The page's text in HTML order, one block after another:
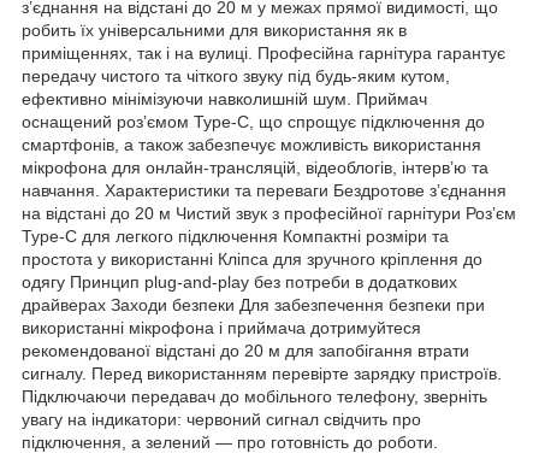
з’єднання на відстані до 20 м у межах прямої видимості, що
робить їх універсальними для використання як в
приміщеннях, так і на вулиці. Професійна гарнітура гарантує
передачу чистого та чіткого звуку під будь-яким кутом,
ефективно мінімізуючи навколишній шум. Приймач
оснащений роз’ємом Type-C, що спрощує підключення до
смартфонів, а також забезпечує можливість використання
мікрофона для онлайн-трансляцій, відеоблогів, інтерв’ю та
навчання. Характеристики та переваги Бездротове з’єднання
на відстані до 20 м Чистий звук з професійної гарнітури Роз’єм
Type-C для легкого підключення Компактні розміри та
простота у використанні Кліпса для зручного кріплення до
одягу Принцип plug-and-play без потреби в додаткових
драйверах Заходи безпеки Для забезпечення безпеки при
використанні мікрофона і приймача дотримуйтеся
рекомендованої відстані до 20 м для запобігання втрати
сигналу. Перед використанням перевірте зарядку пристроїв.
Підключаючи передавач до мобільного телефону, зверніть
увагу на індикатори: червоний сигнал свідчить про
підключення, а зелений — про готовність до роботи.